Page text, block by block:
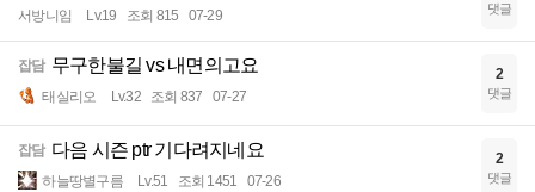
서방니임 Lv.19 조회 815 07-29 댓글
잡담 무구한불길 vs 내면의고요
태실리오 Lv.32 조회 837 07-27
2
댓글
잡담 다음 시즌 ptr 기다려지네요
하늘땅별구름 Lv.51 조회 1451 07-26
2
댓글